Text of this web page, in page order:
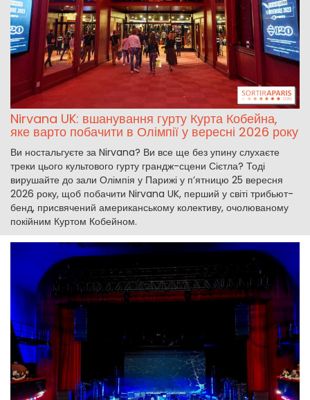
Nirvana UK: вшанування гурту Курта Кобейна,
яке варто побачити в Олімпії у вересні 2026 року
Ви ностальгуєте за Nirvana? Ви все ще без упину слухаєте
треки цього культового гурту грандж-сцени Сієтла? Тоді
вирушайте до зали Олімпія у Парижі у п’ятницю 25 вересня
2026 року, щоб побачити Nirvana UK, перший у світі трибьют-
бенд, присвячений американському колективу, очолюваному
покійним Куртом Кобейном.